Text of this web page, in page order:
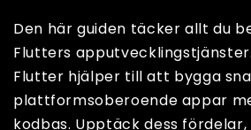
Den här guiden täcker allt du
Flutters
Flutter hjälper till att bygga
plattformsoberoende appar
kodbas. Upptäck dess